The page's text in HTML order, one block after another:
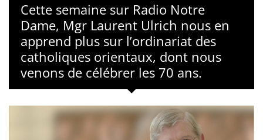
Cette semaine sur Radio Notre
Dame, Mgr Laurent Ulrich nous en
apprend plus sur l’ordinariat des
catholiques orientaux, dont nous
venons de célébrer les 70 ans.